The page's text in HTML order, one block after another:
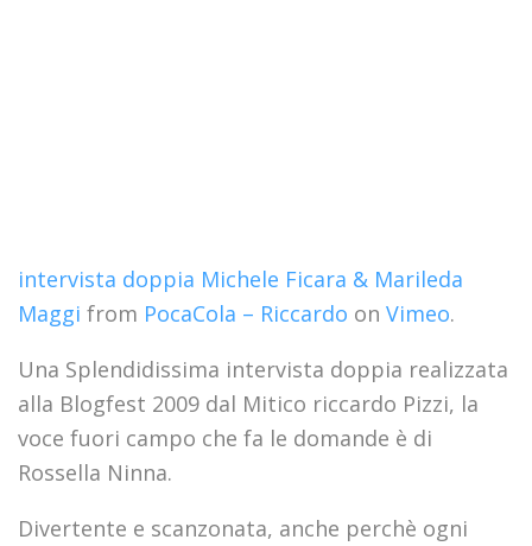
intervista doppia Michele Ficara & Marileda
Maggi from PocaCola – Riccardo on Vimeo.
Una Splendidissima intervista doppia realizzata
alla Blogfest 2009 dal Mitico riccardo Pizzi, la
voce fuori campo che fa le domande è di
Rossella Ninna.
Divertente e scanzonata, anche perchè ogni